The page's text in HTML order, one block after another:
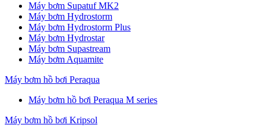
Máy bơm Supatuf MK2
Máy bơm Hydrostorm
Máy bơm Hydrostorm Plus
Máy bơm Hydrostar
Máy bơm Supastream
Máy bơm Aquamite
Máy bơm hồ bơi Peraqua
Máy bơm hồ bơi Peraqua M series
Máy bơm hồ bơi Kripsol